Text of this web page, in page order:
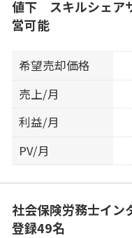
値下 スキルシェア
営可能
希望売却価格
売上/月
利益/月
PV/月
社会保険労務士イン
登録49名